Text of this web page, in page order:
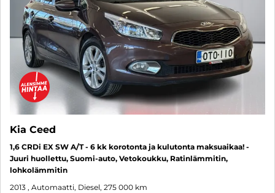
Kia Ceed
1,6 CRDi EX SW A/T - 6 kk korotonta ja kulutonta maksuaikaa! -
Juuri huollettu, Suomi-auto, Vetokoukku, Ratinlämmitin,
lohkolämmitin
2013 , Automaatti, Diesel, 275 000 km